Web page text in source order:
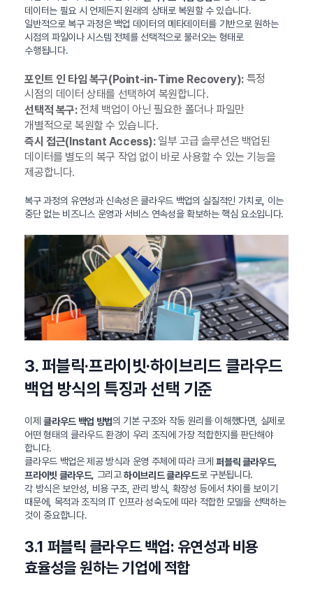
데이터는 필요 시 언제든지 원래의 상태로 복원할 수 있습니다.
일반적으로 복구 과정은 백업 데이터의 메타데이터를 기반으로 원하는
시점의 파일이나 시스템 전체를 선택적으로 불러오는 형태로
수행됩니다.
포인트 인 타임 복구(Point-in-Time Recovery):특정
시점의 데이터 상태를 선택하여 복원합니다.
선택적 복구:전체 백업이 아닌 필요한 폴더나 파일만
개별적으로 복원할 수 있습니다.
즉시 접근(Instant Access):일부 고급 솔루션은 백업된
데이터를 별도의 복구 작업 없이 바로 사용할 수 있는 기능을
제공합니다.
복구 과정의 유연성과 신속성은 클라우드 백업의 실질적인 가치로, 이는
중단 없는 비즈니스 운영과 서비스 연속성을 확보하는 핵심 요소입니다.
3. 퍼블릭·프라이빗·하이브리드 클라우드
백업 방식의 특징과 선택 기준
이제클라우드 백업 방법의 기본 구조와 작동 원리를 이해했다면, 실제로
어떤 형태의 클라우드 환경이 우리 조직에 가장 적합한지를 판단해야
합니다.
클라우드 백업은 제공 방식과 운영 주체에 따라 크게퍼블릭 클라우드
프라이빗 클라우드, 그리고하이브리드 클라우드로 구분됩니다.
각 방식은 보안성, 비용 구조, 관리 방식, 확장성 등에서 차이를 보이기
때문에, 목적과 조직의 IT 인프라 성숙도에 따라 적합한 모델을 선택하는
것이 중요합니다.
3.1 퍼블릭 클라우드 백업: 유연성과 비용
효율성을 원하는 기업에 적합